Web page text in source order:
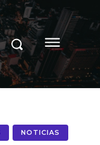
NOTICIAS